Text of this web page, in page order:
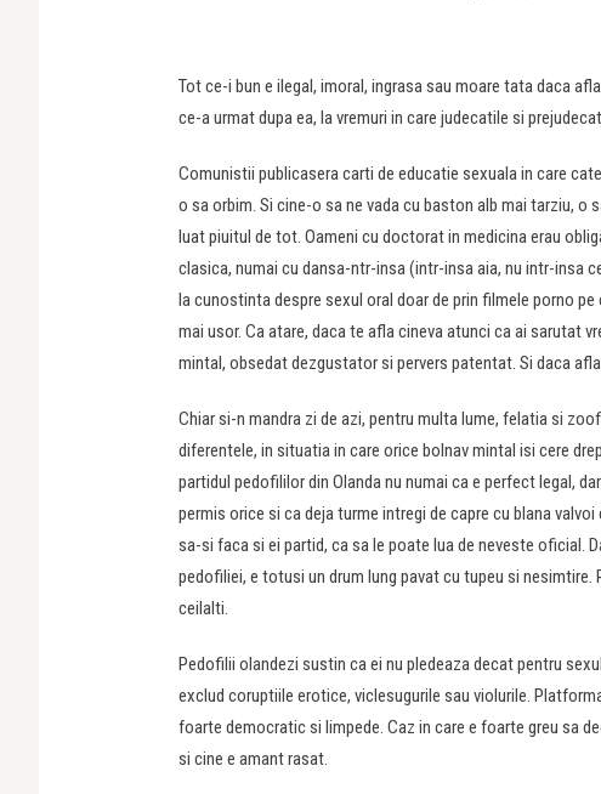
Tot ce-i bun e ilegal, imoral, ingrasa sau moare tata daca
ce-a urmat dupa ea, la vremuri in care judecatile si
Comunistii publicasera carti de educatie sexuala in care
o sa orbim. Si cine-o sa ne vada cu baston alb mai tarziu,
luat piuitul de tot. Oameni cu doctorat in medicina erau
clasica, numai cu dansa-ntr-insa (intr-insa aia, nu intr-insa
la cunostinta despre sexul oral doar de prin filmele porno
mai usor. Ca atare, daca te afla cineva atunci ca ai sarutat
mintal, obsedat dezgustator si pervers patentat. Si daca
Chiar si-n mandra zi de azi, pentru multa lume, felatia si
diferentele, in situatia in care orice bolnav mintal isi cere
partidul pedofililor din Olanda nu numai ca e perfect legal,
permis orice si ca deja turme intregi de capre cu blana
sa-si faca si ei partid, ca sa le poate lua de neveste oficial.
pedofiliei, e totusi un drum lung pavat cu tupeu si
ceilalti.
Pedofilii olandezi sustin ca ei nu pledeaza decat pentru
exclud coruptiile erotice, viclesugurile sau violurile.
foarte democratic si limpede. Caz in care e foarte greu sa
si cine e amant rasat.